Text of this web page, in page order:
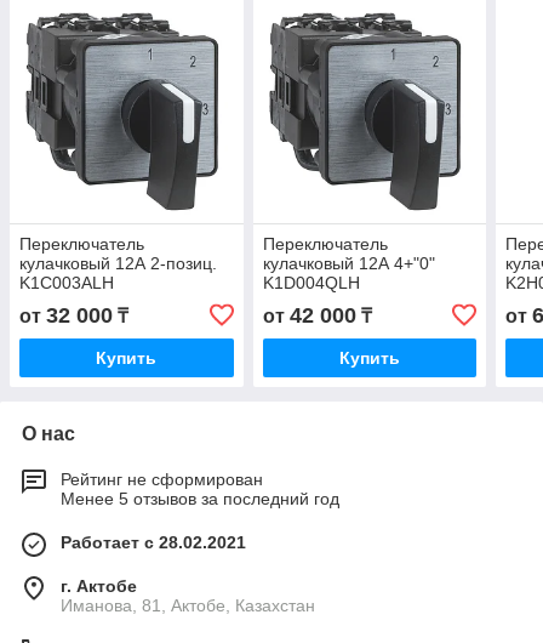
Переключатель
кулачковый 12А 2-позиц.
K1C003ALH
от 32 000 ₸
Купить
Переключатель
кулачковый 12А 4+"0"
K1D004QLH
от 42 000₸
Купить
от
О нас
Рейтинг не сформирован
Менее 5 отзывов за последний год
Работает с 28.02.2021
г. Актобе
Иманова, 81, Актобе, Казахстан